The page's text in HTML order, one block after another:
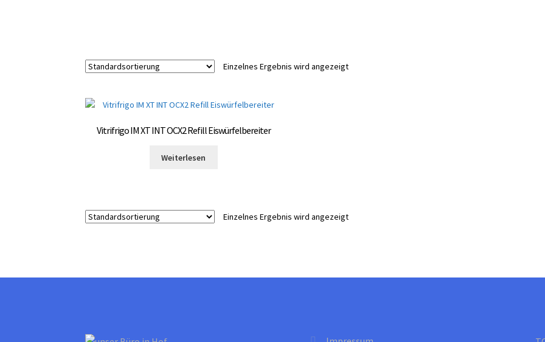
Einzelnes Ergebnis wird angezeigt
Vitrifrigo IM XT INT OCX2 Refill Eiswürfelbereiter
Weiterlesen
Einzelnes Ergebnis wird angezeigt